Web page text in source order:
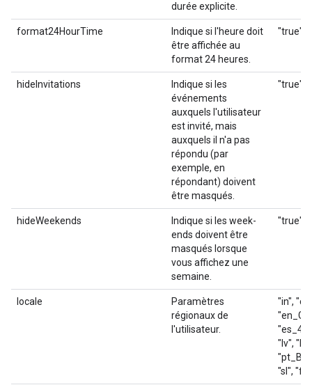
durée explicite.
format24HourTime
Indique si l'heure doit
être affichée au
format 24 heures.
"true",
hideInvitations
Indique si les
événements
auxquels l'utilisateur
est invité, mais
auxquels il n'a pas
répondu (par
exemple, en
répondant) doivent
être masqués.
"true",
hideWeekends
Indique si les week-
ends doivent être
masqués lorsque
vous affichez une
semaine.
"true",
locale
Paramètres
régionaux de
l'utilisateur.
"in",
"lv",
"sl",